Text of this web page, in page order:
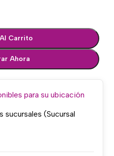
Carrito
Ahora
para su ubicación
sucursales (Sucursal